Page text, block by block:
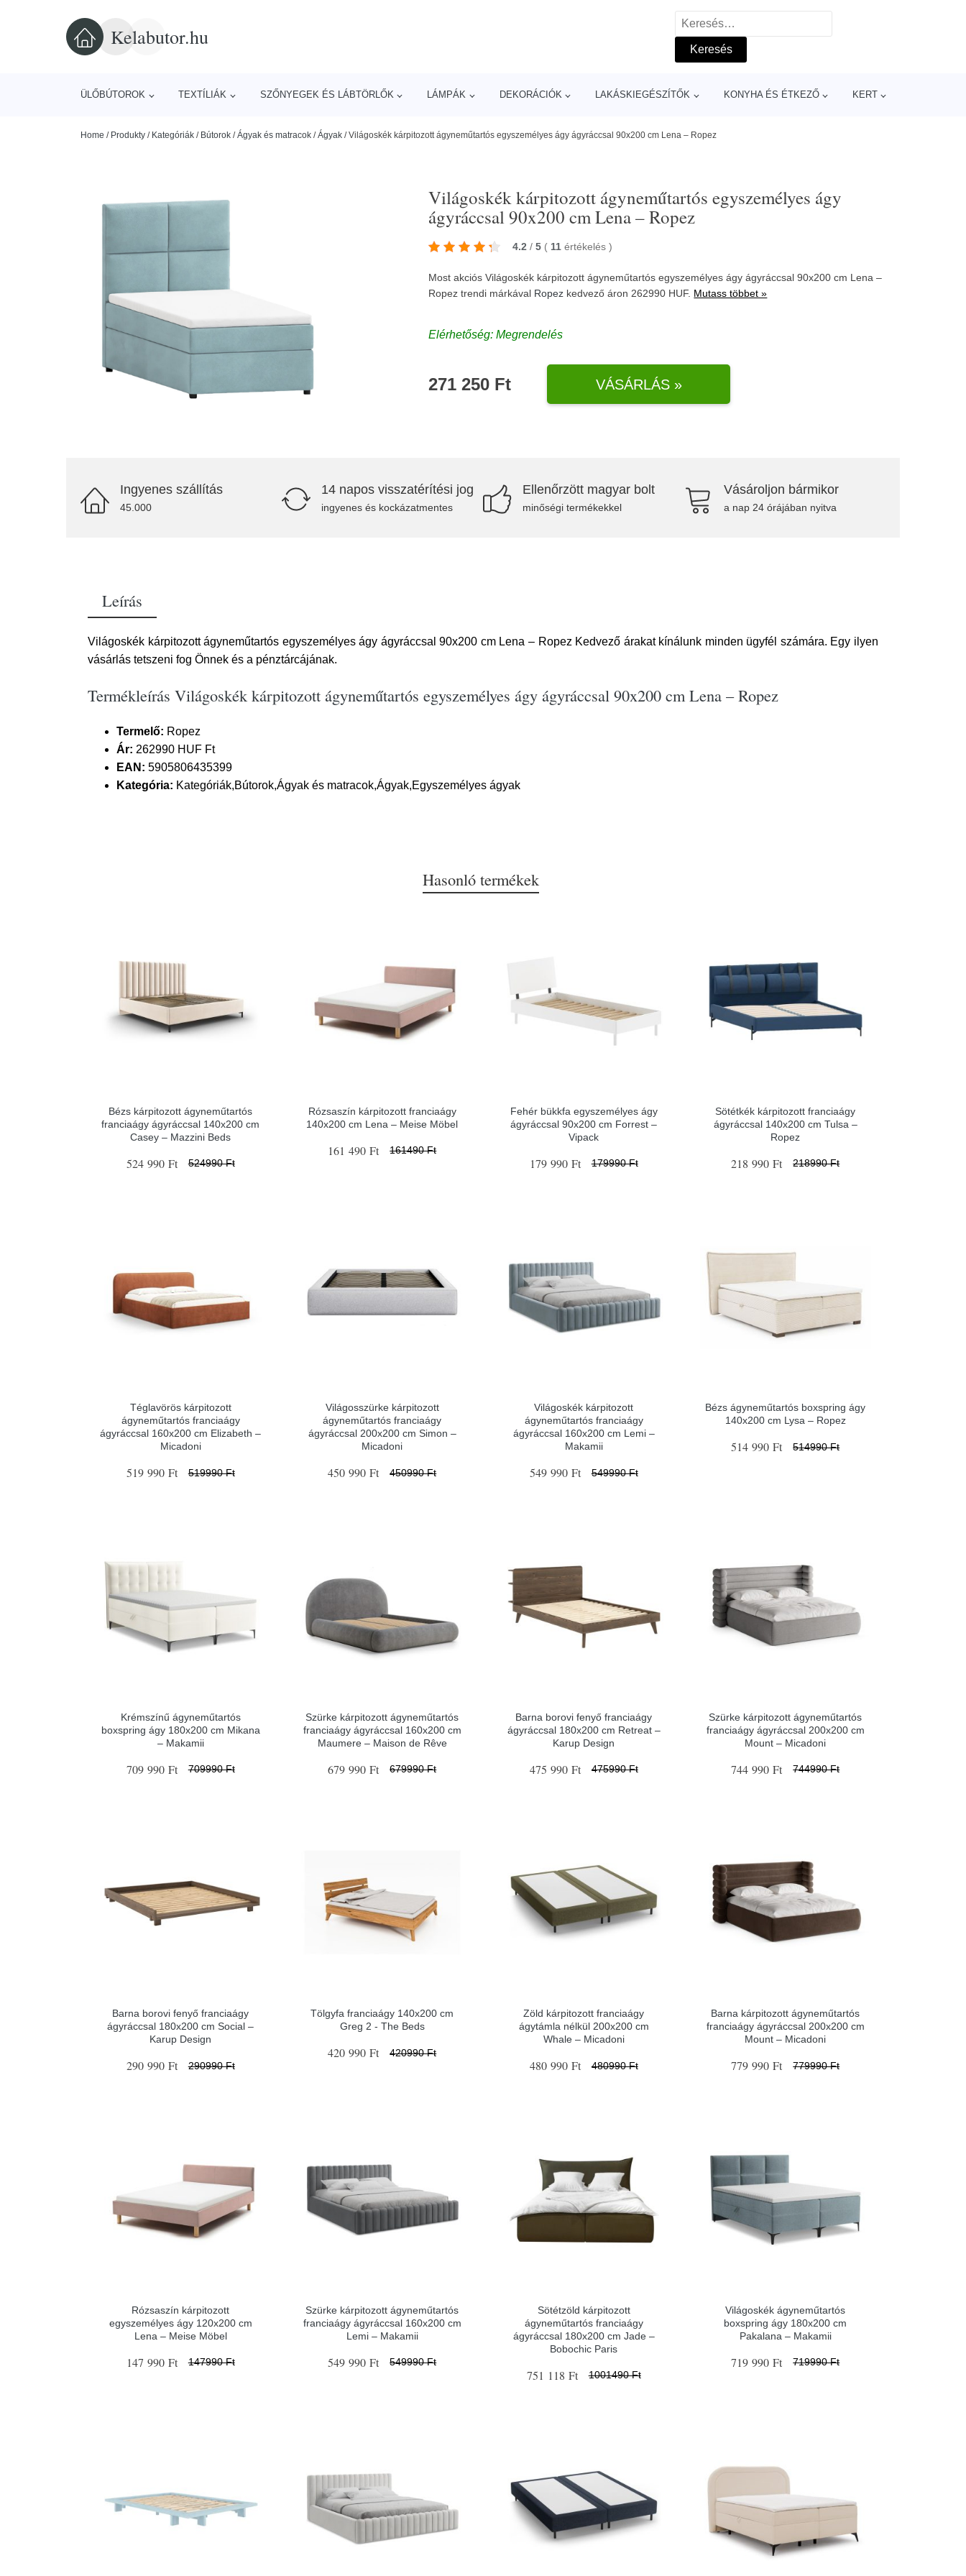
Kelabutor.hu
Keresés:
ÜLŐBÚTOROK TEXTÍLIÁK SZŐNYEGEK ÉS LÁBTÖRLŐK LÁMPÁK DEKORÁCIÓK LAKÁSKIEGÉSZÍTŐK KONYHA ÉS ÉTKEZŐ KERT
Home / Produkty / Kategóriák / Bútorok /Ágyak és matracok /Ágyak /Világoskék kárpitozott ágyneműtartós egyszemélyes ágy ágyráccsal 90x200 cm Lena – Ropez
Világoskék kárpitozott ágyneműtartós egyszemélyes ágy
ágyráccsal 90x200 cm Lena – Ropez
4.2 / 5 ( 11 értékelés)
Most akciós Világoskék kárpitozott ágyneműtartós egyszemélyes ágy ágyráccsal 90x200 cm Lena –
Ropez trendi márkával Ropez kedvező áron 262990 HUF. Mutass többet »
Elérhetőség: Megrendelés
271 250 Ft VÁSÁRLÁS »
Ingyenes szállítás
45.000
14 napos visszatérítési jog
ingyenes és kockázatmentes
Ellenőrzött magyar bolt
minőségi termékekkel
Vásároljon bármikor
a nap 24 órájában nyitva
Leírás
Világoskék kárpitozott ágyneműtartós egyszemélyes ágy ágyráccsal 90x200 cm Lena – Ropez Kedvező árakat kínálunk minden ügyfél számára. Egy ilyen
vásárlás tetszeni fog Önnek és a pénztárcájának.
Termékleírás Világoskék kárpitozott ágyneműtartós egyszemélyes ágy ágyráccsal 90x200 cm Lena – Ropez
Termelő: Ropez
Ár: 262990 HUF Ft
EAN: 5905806435399
Kategória: Kategóriák,Bútorok,Ágyak és matracok,Ágyak,Egyszemélyes ágyak
Hasonló termékek
Bézs kárpitozott ágyneműtartós
franciaágy ágyráccsal 140x200 cm
Casey – Mazzini Beds
524 990 Ft 524990 Ft
Rózsaszín kárpitozott franciaágy
140x200 cm Lena – Meise Möbel
161 490 Ft 161490 Ft
Fehér bükkfa egyszemélyes ágy
ágyráccsal 90x200 cm Forrest –
Vipack
179 990 Ft 179990 Ft
Sötétkék kárpitozott franciaágy
ágyráccsal 140x200 cm Tulsa –
Ropez
218 990 Ft 218990 Ft
Téglavörös kárpitozott
ágyneműtartós franciaágy
ágyráccsal 160x200 cm Elizabeth –
Micadoni
519 990 Ft 519990 Ft
Világosszürke kárpitozott
ágyneműtartós franciaágy
ágyráccsal 200x200 cm Simon –
Micadoni
450 990 Ft 450990 Ft
Világoskék kárpitozott
ágyneműtartós franciaágy
ágyráccsal 160x200 cm Lemi –
Makamii
549 990 Ft 549990 Ft
Bézs ágyneműtartós boxspring ágy
140x200 cm Lysa – Ropez
514 990 Ft 514990 Ft
Krémszínű ágyneműtartós
boxspring ágy 180x200 cm Mikana
– Makamii
709 990 Ft 709990 Ft
Szürke kárpitozott ágyneműtartós
franciaágy ágyráccsal 160x200 cm
Maumere – Maison de Rêve
679 990 Ft 679990 Ft
Barna borovi fenyő franciaágy
ágyráccsal 180x200 cm Retreat –
Karup Design
475 990 Ft 475990 Ft
Szürke kárpitozott ágyneműtartós
franciaágy ágyráccsal 200x200 cm
Mount – Micadoni
744 990 Ft 744990 Ft
Barna borovi fenyő franciaágy
ágyráccsal 180x200 cm Social –
Karup Design
290 990 Ft 290990 Ft
Tölgyfa franciaágy 140x200 cm
Greg 2 - The Beds
420 990 Ft 420990 Ft
Zöld kárpitozott franciaágy
ágytámla nélkül 200x200 cm
Whale – Micadoni
480 990 Ft 480990 Ft
Barna kárpitozott ágyneműtartós
franciaágy ágyráccsal 200x200 cm
Mount – Micadoni
779 990 Ft 779990 Ft
Rózsaszín kárpitozott
egyszemélyes ágy 120x200 cm
Lena – Meise Möbel
147 990 Ft 147990 Ft
Szürke kárpitozott ágyneműtartós
franciaágy ágyráccsal 160x200 cm
Lemi – Makamii
549 990 Ft 549990 Ft
Sötétzöld kárpitozott
ágyneműtartós franciaágy
ágyráccsal 180x200 cm Jade –
Bobochic Paris
751 118 Ft 1001490 Ft
Világoskék ágyneműtartós
boxspring ágy 180x200 cm
Pakalana – Makamii
719 990 Ft 719990 Ft